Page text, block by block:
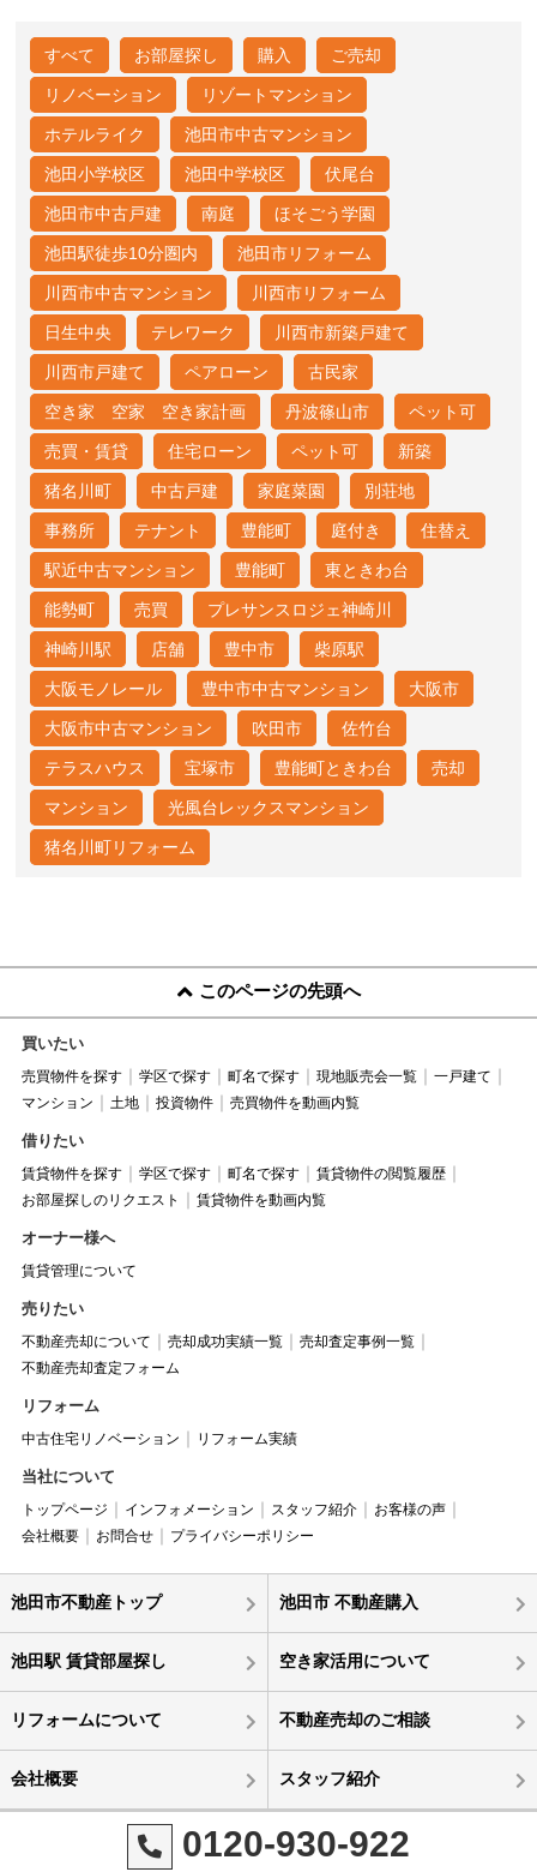
すべて お部屋探し 購入 ご売却
リノベーション リゾートマンション
ホテルライク 池田市中古マンション
池田小学校区 池田中学校区 伏尾台
池田市中古戸建 南庭 ほそごう学園
池田駅徒歩10分圏内 池田市リフォーム
川西市中古マンション 川西市リフォーム
日生中央 テレワーク 川西市新築戸建て
川西市戸建て ペアローン 古民家
空き家 空家 空き家計画 丹波篠山市 ペット可
売買・賃貸 住宅ローン ペット可 新築
猪名川町 中古戸建 家庭菜園 別荘地
事務所 テナント 豊能町 庭付き 住替え
駅近中古マンション 豊能町 東ときわ台
能勢町 売買 プレサンスロジェ神崎川
神崎川駅 店舗 豊中市 柴原駅
大阪モノレール 豊中市中古マンション 大阪市
大阪市中古マンション 吹田市 佐竹台
テラスハウス 宝塚市 豊能町ときわ台 売却
マンション 光風台レックスマンション
猪名川町リフォーム
このページの先頭へ
買いたい
売買物件を探す 学区で探す 町名で探す 現地販売会一覧
一戸建て
マンション
土地 投資物件 売買物件を動画内覧
借りたい
賃貸物件を探す 学区で探す 町名で探す
賃貸物件の閲覧履歴
お部屋探しのリクエスト
賃貸物件を動画内覧
オーナー様へ
賃貸管理について
売りたい
不動産売却について 売却成功実績一覧
売却査定事例一覧
不動産売却査定フォーム
リフォーム
中古住宅リノベーション リフォーム実績
当社について
トップページ インフォメーション スタッフ紹介
お客様の声
会社概要
お問合せ プライバシーポリシー
池田市不動産トップ 池田市 不動産購入
池田駅 賃貸部屋探し 空き家活用について
リフォームについて 不動産売却のご相談
会社概要 スタッフ紹介
0120-930-922